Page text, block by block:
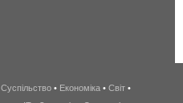
беспроводной
Суспільство • Економіка • Світ •